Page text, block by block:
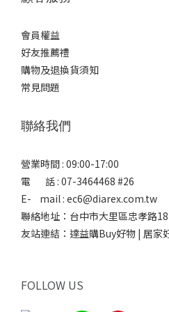
會員權益
好友推薦禮
購物及退換貨須知
常見問題
聯絡我們
營業時間 : 09:00-17:00
電 話 : 07-3464468 #26
E- mail : ec6@diarex.com.tw
聯絡地址：台中市大里區忠孝路
友站連結： 達益購Buy好物 | 居家
FOLLOW US